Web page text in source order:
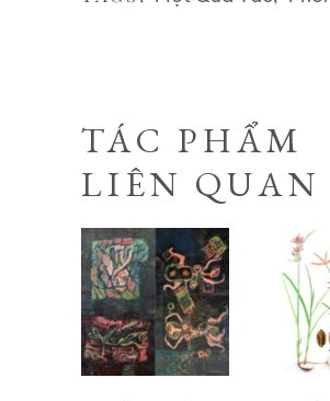
TÁC PHẨM
LIÊN QUAN
Liên hệ